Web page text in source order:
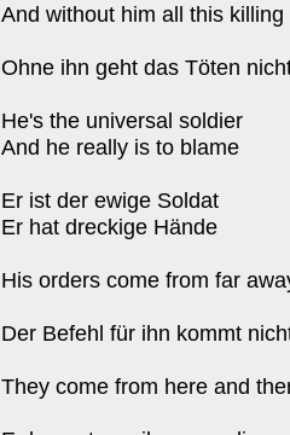
And without him all this killing
Ohne ihn geht das Töten
He's the universal soldier
And he really is to blame
Er ist der ewige Soldat
Er hat dreckige Hände
His orders come from far
Der Befehl für ihn kommt
They come from here and